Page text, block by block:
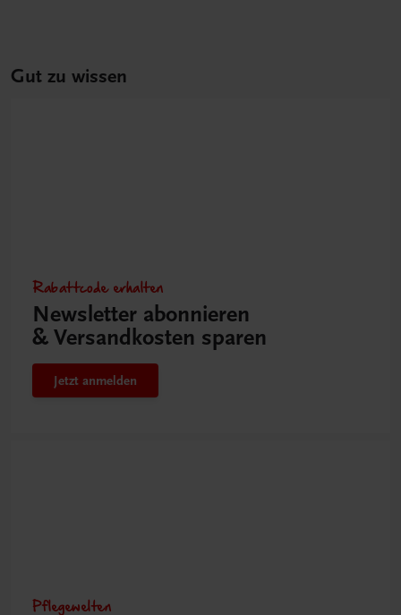
Gut zu wissen
Rabattcode erhalten
Newsletter abonnieren
& Versandkosten sparen
Jetzt anmelden
Pflegewelten